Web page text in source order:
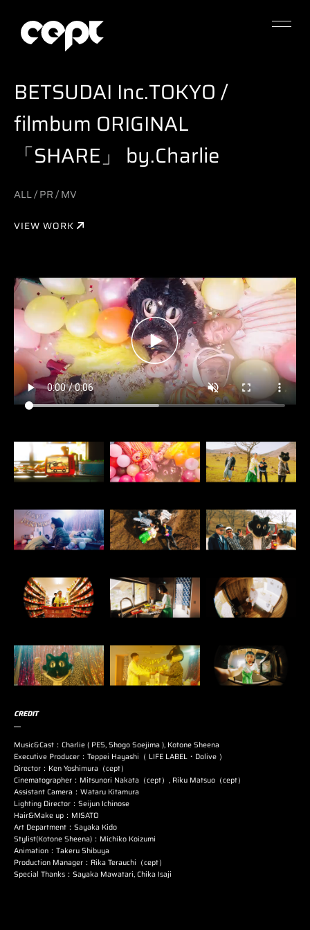
BETSUDAI Inc.TOKYO /
filmbum ORIGINAL
「SHARE」 by.Charlie
ALL/PR/MV
VIEW WORK
CREDIT
Music&Cast：Charlie ( PES, Shogo Soejima ), Kotone Sheena
Executive Producer：Teppei Hayashi（ LIFE LABEL・Dolive ）
Director：Ken Yoshimura（cept）
Cinematographer：Mitsunori Nakata（cept）, Riku Matsuo（cept）
Assistant Camera：Wataru Kitamura
Lighting Director：Seijun Ichinose
Hair&Make up：MISATO
Art Department：Sayaka Kido
Stylist(Kotone Sheena)：Michiko Koizumi
Animation：Takeru Shibuya
Production Manager：Rika Terauchi（cept）
Special Thanks：Sayaka Mawatari, Chika Isaji